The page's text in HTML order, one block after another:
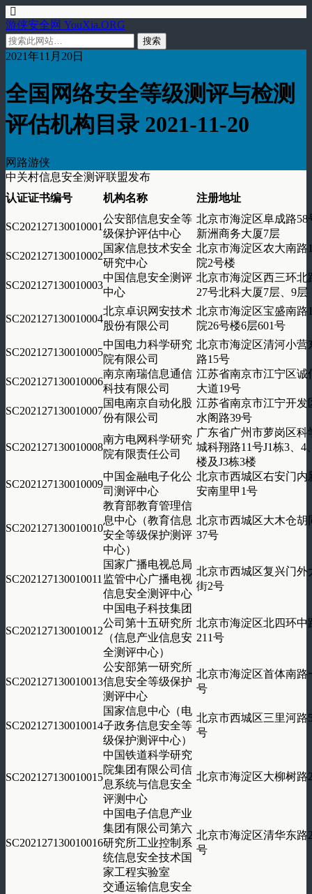
游侠安全网 YouXia.ORG
2021年11月20日
全国网络安全等级测评与检测
评估机构目录 2021-11-20
网路游侠
中关村信息安全测评联盟发布
认证证书编号
机构名称 注册地址
SC202127130010001
公安部信息安全等
级保护评估中心
北京市海淀区阜成路58
新洲商务大厦7层
SC202127130010002
国家信息技术安全
研究中心
北京市海淀区农大南路
院2号楼
SC202127130010003
中国信息安全测评
中心
北京市海淀区西三环北
27号北科大厦7层、9层
SC202127130010004
北京卓识网安技术
股份有限公司
北京市海淀区宝盛南路
院26号楼6层601号
SC202127130010005
中国电力科学研究
院有限公司
北京市海淀区清河小营
路15号
SC202127130010006
南京南瑞信息通信
科技有限公司
江苏省南京市江宁区诚
大道19号
SC202127130010007
国电南京自动化股
份有限公司
江苏省南京市江宁开发
水阁路39号
SC202127130010008
南方电网科学研究
院有限责任公司
广东省广州市萝岗区科
城科翔路11号J1栋3、4
楼及J3栋3楼
SC202127130010009
中国金融电子化公
司测评中心
北京市西城区右安门内
安南里甲1号
SC202127130010010
教育部教育管理信
息中心（教育信息
安全等级保护测评
中心）
北京市西城区大木仓胡
37号
SC202127130010011
国家广播电视总局
监管中心广播电视
信息安全测评中心
北京市西城区复兴门外
街2号
SC202127130010012
中国电子科技集团
公司第十五研究所
（信息产业信息安
全测评中心）
北京市海淀区北四环中
211号
SC202127130010013
公安部第一研究所
信息安全等级保护
测评中心
北京市海淀区首体南路
号
SC202127130010014
国家信息中心（电
子政务信息安全等
级保护测评中心）
北京市西城区三里河路
号
SC202127130010015
中国铁道科学研究
院集团有限公司信
息系统与信息安全
评测中心
北京市海淀区大柳树路
SC202127130010016
中国电子信息产业
集团有限公司第六
研究所工业控制系
统信息安全技术国
家工程实验室
北京市海淀区清华东路
号
交通运输信息安全